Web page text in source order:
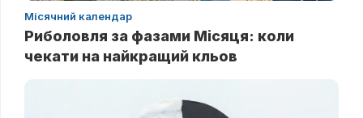
Місячний календар
Риболовля за фазами Місяця: коли
чекати на найкращий кльов